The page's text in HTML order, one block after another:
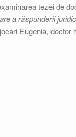
tezei de
a răspunderii
Eugenia, doctor